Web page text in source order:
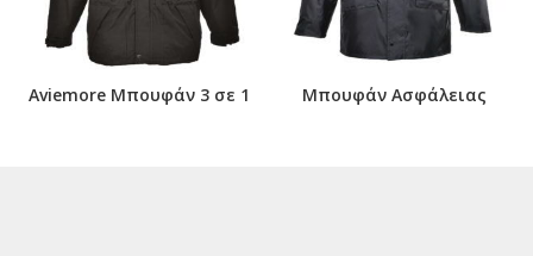
Aviemore Μπουφάν 3 σε 1 Μπουφάν Ασφάλειας